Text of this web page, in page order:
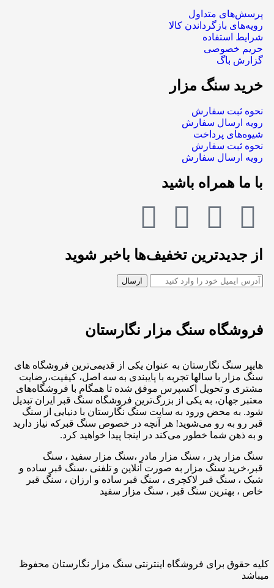
پرسش‌های متداول
رویه‌های بازگرداندن کالا
شرایط استفاده
حریم خصوصی
گزارش باگ
خرید سنگ مزار
نحوه ثبت سفارش
رویه ارسال سفارش
شیوه‌های پرداخت
نحوه ثبت سفارش
رویه ارسال سفارش
با ما همراه باشید
از جدیدترین تخفیف‌ها باخبر شوید
فروشگاه سنگ مزار نگارستان
هایپر سنگ نگارستان به عنوان یکی از قدیمی‌ترین فروشگاه های
سنگ مزار با سالها تجربه با پایبندی به سه اصل، کیفیت،رضایت
مشتری و تحویل اکسپرس موفق شده تا همگام با فروشگاه‌های
معتبر جهان، به یکی از بزرگ‌ترین فروشگاه سنگ قبر ایران تبدیل
شود. به محض ورود به سایت سنگ نگارستان با دنیایی از سنگ
قبر رو به رو می‌شوید! هر آنچه در خصوص سنگ قبرکه نیاز دارید
و به ذهن شما خطور می‌کند در اینجا پیدا خواهید کرد.
سنگ مزار پدر ، سنگ مزار مادر ،سنگ مزار سفید ، سنگ
قبر،خرید سنگ مزار به صورت آنلاین و تلفنی ،سنگ قبر ساده و
شیک ، سنگ قبر لاکچری ، سنگ قبر ساده و ارزان ، سنگ قبر
خاص ، بهترین سنگ قبر ، سنگ مزار سفید
کلیه حقوق برای فروشگاه اینترنتی سنگ مزار نگارستان محفوظ
میباشد